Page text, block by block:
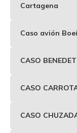
Cartagena
Caso avión
CASO
CASO
CASO